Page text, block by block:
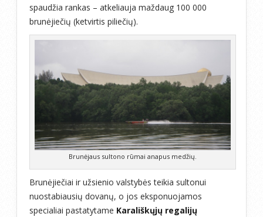
spaudžia rankas – atkeliauja maždaug 100 000
brunėjiečių (ketvirtis piliečių).
Brunėjaus sultono rūmai anapus medžių.
Brunėjiečiai ir užsienio valstybės teikia sultonui
nuostabiausių dovanų, o jos eksponuojamos
specialiai pastatytame Karališkųjų regalijų